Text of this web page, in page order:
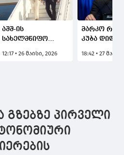
აშშ-ის
სახელმწიფო
რუბიო ერევანში
12:17 • 26 მაისი, 2026
მარკო
კუბა დიდ
18:42 • 27
გზებზე პირველი